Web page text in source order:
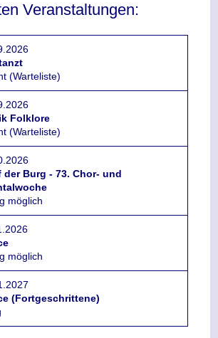
Veranstaltungen:
(Warteliste)
Folklore
(Warteliste)
der Burg - 73. Chor- und
möglich
möglich
(Fortgeschrittene)